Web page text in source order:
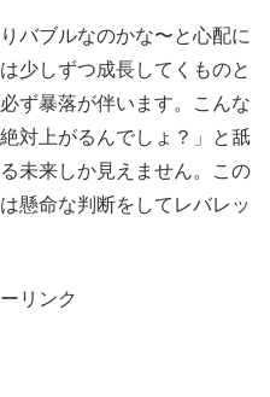
バブルなのかな〜と心配に
少しずつ成長してくものと
ず暴落が伴います。こんな
対上がるんでしょ？」と舐
未来しか見えません。この
懸命な判断をしてレバレッ
リンク